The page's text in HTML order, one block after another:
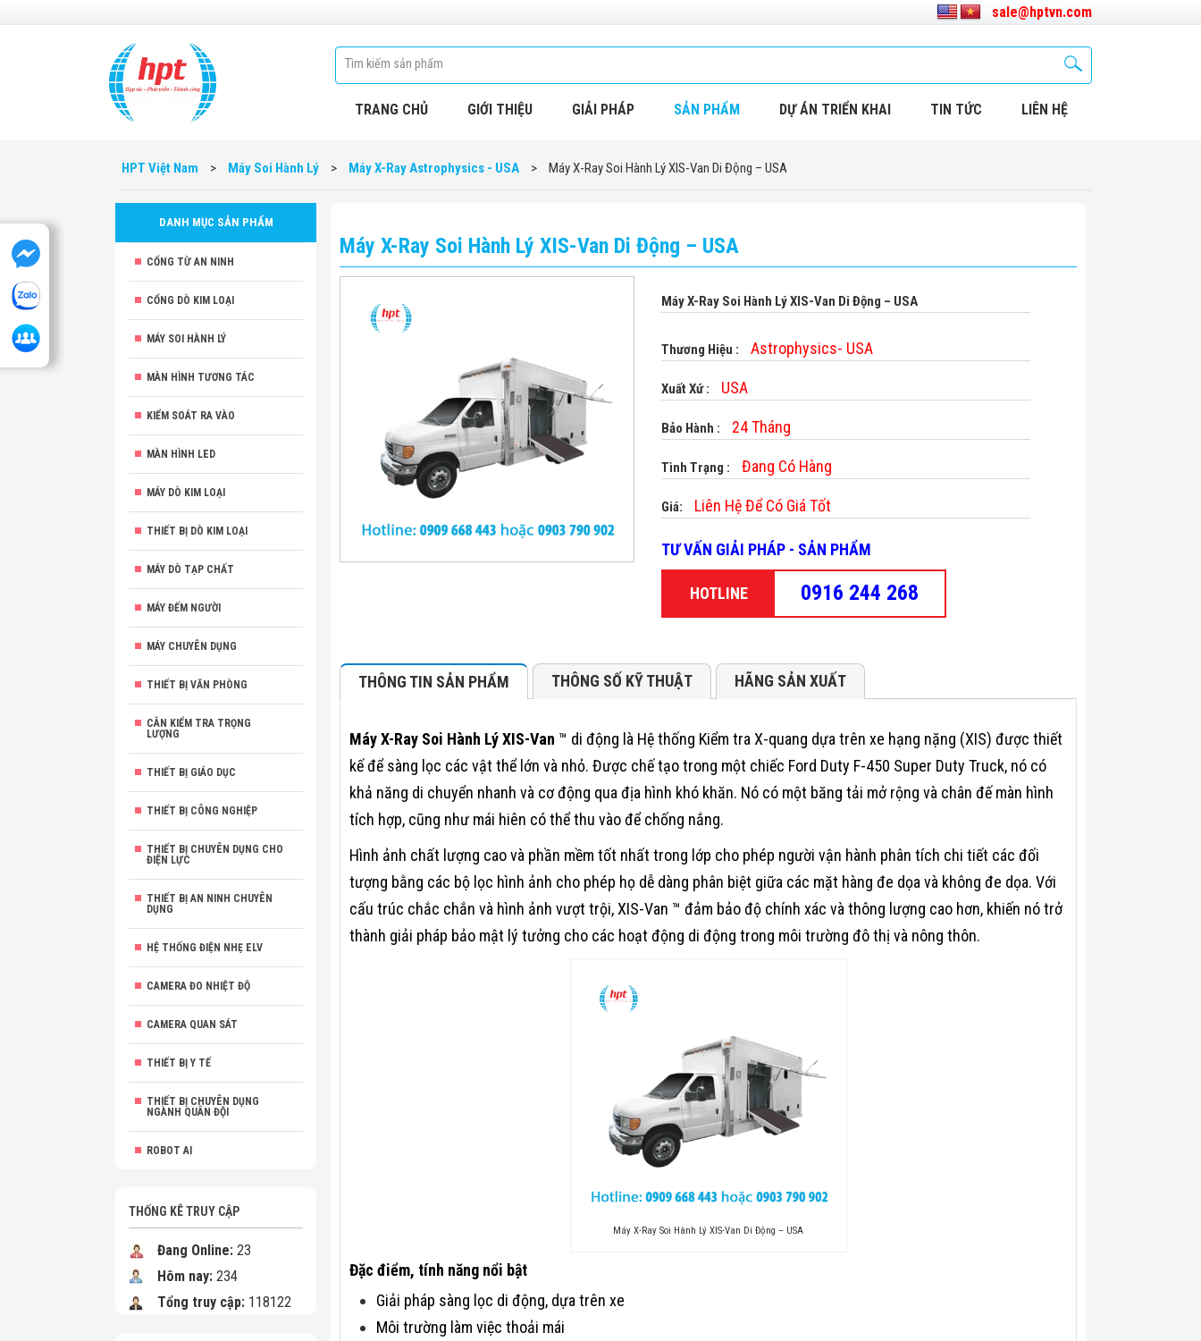
sale@hptvn.com
TRANG CHỦ GIỚI THIỆU GIẢI PHÁP SẢN PHẨM DỰ ÁN TRIỂN KHAI TIN TỨC LIÊN HỆ
HPT Việt Nam > Máy Soi Hành Lý > Máy X-Ray Astrophysics - USA > Máy X-Ray Soi Hành Lý XIS-Van Di Động – USA
DANH MỤC SẢN PHẨM
CỔNG TỪ AN NINH
CỔNG DÒ KIM LOẠI
MÁY SOI HÀNH LÝ
MÀN HÌNH TƯƠNG TÁC
KIỂM SOÁT RA VÀO
MÀN HÌNH LED
MÁY DÒ KIM LOẠI
THIẾT BỊ DÒ KIM LOẠI
MÁY DÒ TẠP CHẤT
MÁY ĐẾM NGƯỜI
MÁY CHUYÊN DỤNG
THIẾT BỊ VĂN PHÒNG
CÂN KIỂM TRA TRỌNG
LƯỢNG
THIẾT BỊ GIÁO DỤC
THIẾT BỊ CÔNG NGHIỆP
THIẾT BỊ CHUYÊN DỤNG CHO
ĐIỆN LỰC
THIẾT BỊ AN NINH CHUYÊN
DỤNG
HỆ THỐNG ĐIỆN NHẸ ELV
CAMERA ĐO NHIỆT ĐỘ
CAMERA QUAN SÁT
THIẾT BỊ Y TẾ
THIẾT BỊ CHUYÊN DỤNG
NGÀNH QUÂN ĐỘI
ROBOT AI
THỐNG KÊ TRUY CẬP
Đang Online: 23
Hôm nay: 234
Tổng truy cập: 118122
Máy X-Ray Soi Hành Lý XIS-Van Di Động – USA
Máy X-Ray Soi Hành Lý XIS-Van Di Động – USA
Thương Hiệu : Astrophysics- USA
Xuất Xứ : USA
Bảo Hành : 24 Tháng
Tình Trạng : Đang Có Hàng
Giá: Liên Hệ Để Có Giá Tốt
TƯ VẤN GIẢI PHÁP - SẢN PHẨM
HOTLINE 0916 244 268
THÔNG TIN SẢN PHẨM THÔNG SỐ KỸ THUẬT HÃNG SẢN XUẤT
Máy X-Ray Soi Hành Lý XIS-Van ™ di động là Hệ thống Kiểm tra X-quang dựa trên xe hạng nặng (XIS) được thiết
kế để sàng lọc các vật thể lớn và nhỏ. Được chế tạo trong một chiếc Ford Duty F-450 Super Duty Truck, nó có
khả năng di chuyển nhanh và cơ động qua địa hình khó khăn. Nó có một băng tải mở rộng và chân đế màn hình
tích hợp, cũng như mái hiên có thể thu vào để chống nắng.
Hình ảnh chất lượng cao và phần mềm tốt nhất trong lớp cho phép người vận hành phân tích chi tiết các đối
tượng bằng các bộ lọc hình ảnh cho phép họ dễ dàng phân biệt giữa các mặt hàng đe dọa và không đe dọa. Với
cấu trúc chắc chắn và hình ảnh vượt trội, XIS-Van ™ đảm bảo độ chính xác và thông lượng cao hơn, khiến nó trở
thành giải pháp bảo mật lý tưởng cho các hoạt động di động trong môi trường đô thị và nông thôn.
Máy X-Ray Soi Hành Lý XIS-Van Di Động – USA
Đặc điểm, tính năng nổi bật
Giải pháp sàng lọc di động, dựa trên xe
Môi trường làm việc thoải mái